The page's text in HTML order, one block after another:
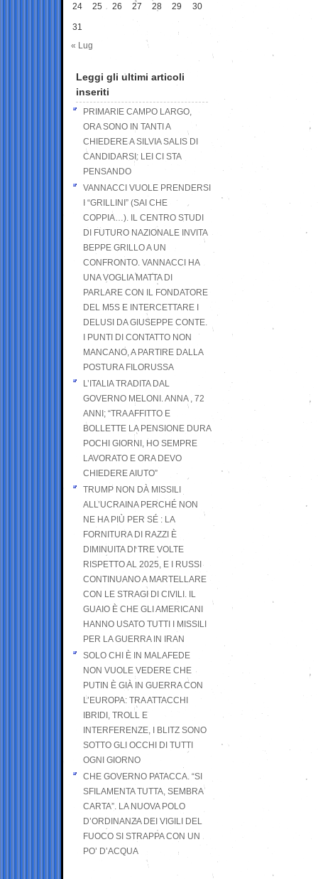
24 25 26 27 28 29 30
31
« Lug
Leggi gli ultimi articoli
inseriti
PRIMARIE CAMPO LARGO,
ORA SONO IN TANTI A
CHIEDERE A SILVIA SALIS DI
CANDIDARSI: LEI CI STA
PENSANDO
VANNACCI VUOLE PRENDERSI
I “GRILLINI” (SAI CHE
COPPIA…). IL CENTRO STUDI
DI FUTURO NAZIONALE INVITA
BEPPE GRILLO A UN
CONFRONTO. VANNACCI HA
UNA VOGLIA MATTA DI
PARLARE CON IL FONDATORE
DEL M5S E INTERCETTARE I
DELUSI DA GIUSEPPE CONTE.
I PUNTI DI CONTATTO NON
MANCANO, A PARTIRE DALLA
POSTURA FILORUSSA
L’ITALIA TRADITA DAL
GOVERNO MELONI. ANNA , 72
ANNI; “TRA AFFITTO E
BOLLETTE LA PENSIONE DURA
POCHI GIORNI, HO SEMPRE
LAVORATO E ORA DEVO
CHIEDERE AIUTO”
TRUMP NON DÀ MISSILI
ALL’UCRAINA PERCHÉ NON
NE HA PIÙ PER SÉ : LA
FORNITURA DI RAZZI È
DIMINUITA DI TRE VOLTE
RISPETTO AL 2025, E I RUSSI
CONTINUANO A MARTELLARE
CON LE STRAGI DI CIVILI. IL
GUAIO È CHE GLI AMERICANI
HANNO USATO TUTTI I MISSILI
PER LA GUERRA IN IRAN
SOLO CHI È IN MALAFEDE
NON VUOLE VEDERE CHE
PUTIN È GIÀ IN GUERRA CON
L’EUROPA: TRA ATTACCHI
IBRIDI, TROLL E
INTERFERENZE, I BLITZ SONO
SOTTO GLI OCCHI DI TUTTI
OGNI GIORNO
CHE GOVERNO PATACCA. “SI
SFILAMENTA TUTTA, SEMBRA
CARTA”. LA NUOVA POLO
D’ORDINANZA DEI VIGILI DEL
FUOCO SI STRAPPA CON UN
PO’ D’ACQUA